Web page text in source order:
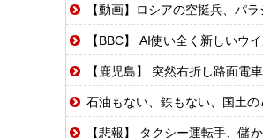
【動画】ロシアの空挺兵、パ
【BBC】 AI使い全く新しいウ
【鹿児島】 突然右折し路面電
石油もない、鉄もない、国土
【悲報】 タクシー運転手、儲